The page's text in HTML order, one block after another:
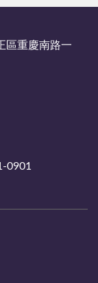
區重慶南路一
0901